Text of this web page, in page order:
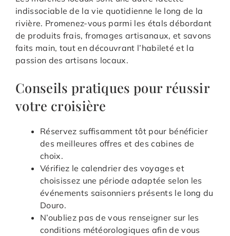
indissociable de la vie quotidienne le long de la
rivière. Promenez-vous parmi les étals débordant
de produits frais, fromages artisanaux, et savons
faits main, tout en découvrant l’habileté et la
passion des artisans locaux.
Conseils pratiques pour réussir
votre croisière
Réservez suffisamment tôt pour bénéficier
des meilleures offres et des cabines de
choix.
Vérifiez le calendrier des voyages et
choisissez une période adaptée selon les
événements saisonniers présents le long du
Douro.
N’oubliez pas de vous renseigner sur les
conditions météorologiques afin de vous